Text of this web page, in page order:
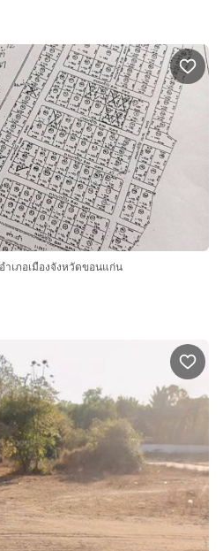
เภอเมืองจังหวัดขอนแก่น